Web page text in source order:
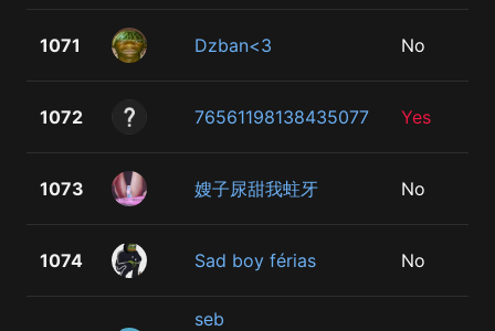
1071 Dzban<3 No
1072 76561198138435077 Yes
1073 嫂子尿甜我蛀牙 No
1074 Sad boy férias No
seb